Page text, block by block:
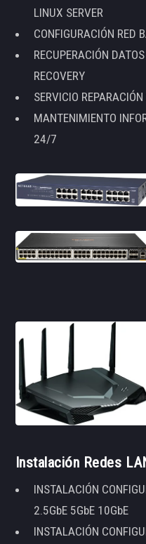
LINUX SERVER
CONFIGURACIÓN RED
RECUPERACIÓN
RECOVERY
SERVICIO
MANTENIMIENTO
24/7
Instalación Redes
INSTALACIÓN
2.5GbE 5GbE 10GbE
INSTALACIÓN